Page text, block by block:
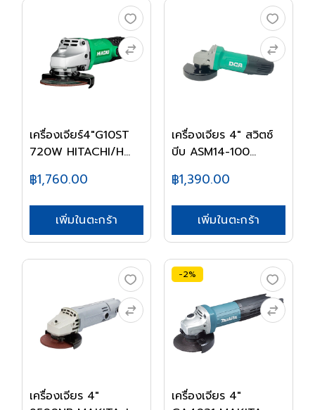
เครื่องเจียร์4"G10ST
720W HITACHI/H...
฿1,760.00
เพิ่มในตะกร้า
เครื่องเจียร 4" สวิตซ์
บีบ ASM14-100...
฿1,390.00
เพิ่มในตะกร้า
เครื่องเจียร 4"
-2%
เครื่องเจียร 4"